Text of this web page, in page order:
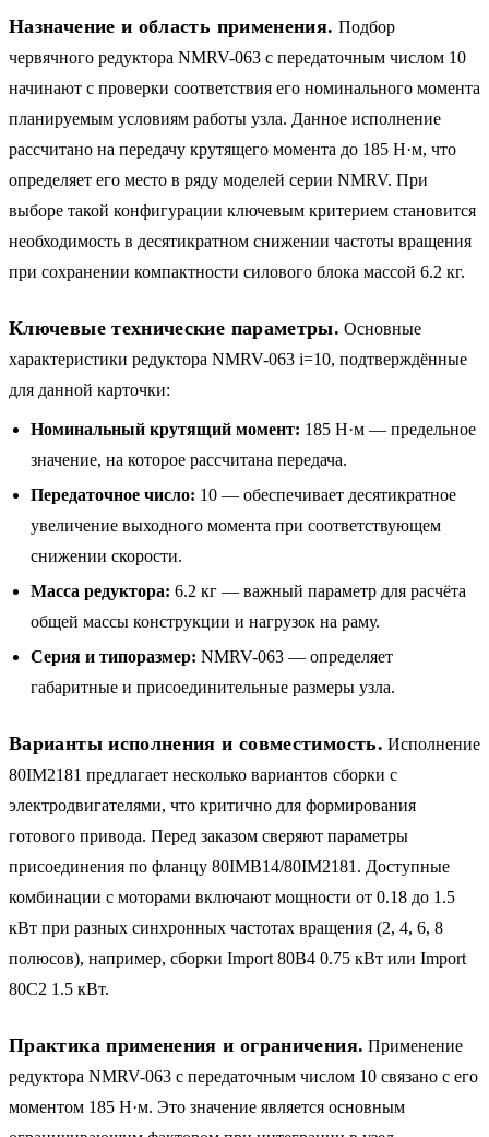
Назначение и область применения. Подбор
червячного редуктора NMRV-063 с передаточным числом 10
начинают с проверки соответствия его номинального момента
планируемым условиям работы узла. Данное исполнение
рассчитано на передачу крутящего момента до 185 Н·м, что
определяет его место в ряду моделей серии NMRV. При
выборе такой конфигурации ключевым критерием становится
необходимость в десятикратном снижении частоты вращения
при сохранении компактности силового блока массой 6.2 кг.
Ключевые технические параметры. Основные
характеристики редуктора NMRV-063 i=10, подтверждённые
для данной карточки:
Номинальный крутящий момент: 185 Н·м — предельное
значение, на которое рассчитана передача.
Передаточное число: 10 — обеспечивает десятикратное
увеличение выходного момента при соответствующем
снижении скорости.
Масса редуктора: 6.2 кг — важный параметр для расчёта
общей массы конструкции и нагрузок на раму.
Серия и типоразмер: NMRV-063 — определяет
габаритные и присоединительные размеры узла.
Варианты исполнения и совместимость. Исполнение
80IM2181 предлагает несколько вариантов сборки с
электродвигателями, что критично для формирования
готового привода. Перед заказом сверяют параметры
присоединения по фланцу 80IMB14/80IM2181. Доступные
комбинации с моторами включают мощности от 0.18 до 1.5
кВт при разных синхронных частотах вращения (2, 4, 6, 8
полюсов), например, сборки Import 80B4 0.75 кВт или Import
80C2 1.5 кВт.
Практика применения и ограничения. Применение
редуктора NMRV-063 с передаточным числом 10 связано с его
моментом 185 Н·м. Это значение является основным